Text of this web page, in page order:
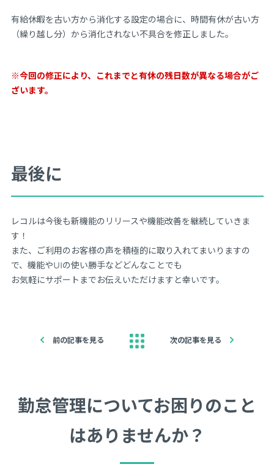
有給休暇を古い方から消化する設定の場合に、時間有休が古い方
（繰り越し分）から消化されない不具合を修正しました。
※今回の修正により、これまでと有休の残日数が異なる場合がご
ざいます。
最後に
レコルは今後も新機能のリリースや機能改善を継続していきま
す！
また、ご利用のお客様の声を積極的に取り入れてまいりますの
で、機能やUIの使い勝手などどんなことでも
お気軽にサポートまでお伝えいただけますと幸いです。
前の記事を見る 次の記事を見る
勤怠管理についてお困りのこと
はありませんか？